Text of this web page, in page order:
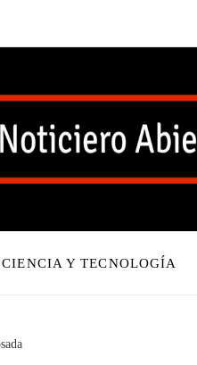
CIENCIA Y TECNOLOGÍA